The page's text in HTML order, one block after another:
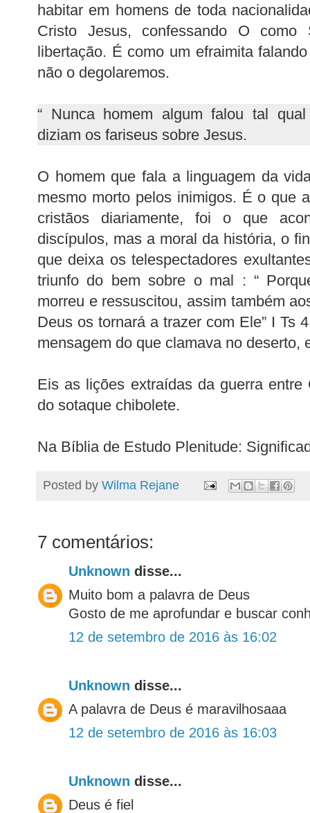
habitar em homens de toda
Cristo Jesus, confessando O como
libertação. É como um efraimita
não o degolaremos.
“ Nunca homem algum falou tal
diziam os fariseus sobre Jesus.
O homem que fala a linguagem da
mesmo morto pelos inimigos. É o que
cristãos diariamente, foi o que
discípulos, mas a moral da história, o
que deixa os telespectadores
triunfo do bem sobre o mal : “
morreu e ressuscitou, assim também
Deus os tornará a trazer com Ele” I Ts
mensagem do que clamava no deserto,
Eis as lições extraídas da guerra
do sotaque chibolete.
Na Bíblia de Estudo Plenitude:
Posted by Wilma Rejane
7 comentários:
Unknown disse...
Muito bom a palavra de Deus
Gosto de me aprofundar e buscar
12 de setembro de 2016 às 16:02
Unknown disse...
A palavra de Deus é maravilhosaaa
12 de setembro de 2016 às 16:03
Unknown disse...
Deus é fiel